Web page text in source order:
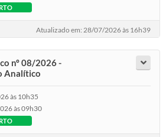
Atualizado em: 28/07/2026 às 16h39
nº 08/2026 -
Analítico
às 10h35
às 09h30